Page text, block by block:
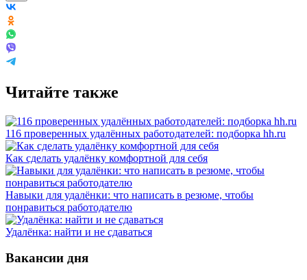
Читайте также
116 проверенных удалённых работодателей: подборка hh.ru
Как сделать удалёнку комфортной для себя
Навыки для удалёнки: что написать в резюме, чтобы
понравиться работодателю
Удалёнка: найти и не сдаваться
Вакансии дня